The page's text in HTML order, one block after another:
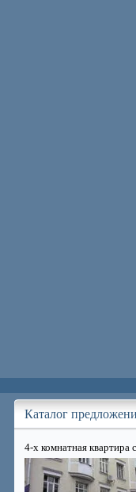
Каталог
4-х комнатная квартира